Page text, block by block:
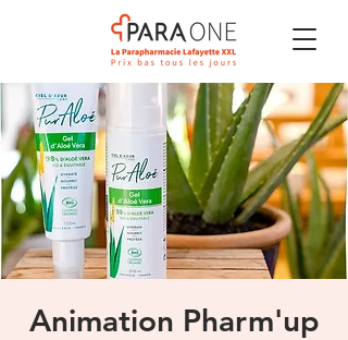
Animation Pharm'up